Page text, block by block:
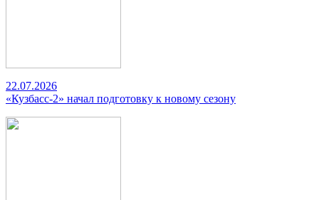
22.07.2026
«Кузбасс-2» начал подготовку к новому сезону